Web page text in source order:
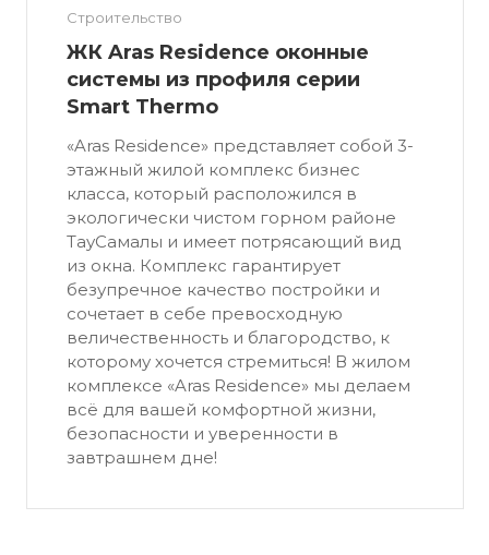
Строительство
ЖК Aras Residence оконные
системы из профиля серии
Smart Thermo
«Aras Residence» представляет собой 3-
этажный жилой комплекс бизнес
класса, который расположился в
экологически чистом горном районе
ТауСамалы и имеет потрясающий вид
из окна. Комплекс гарантирует
безупречное качество постройки и
сочетает в себе превосходную
величественность и благородство, к
которому хочется стремиться! В жилом
комплексе «Aras Residence» мы делаем
всё для вашей комфортной жизни,
безопасности и уверенности в
завтрашнем дне!